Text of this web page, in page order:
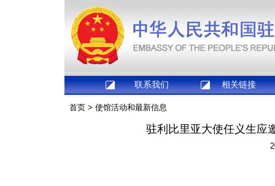
联系我们 相关链接
首页 > 使馆活动和最新信息
驻利比里亚大使任义生应